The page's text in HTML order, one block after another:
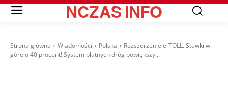
NCZASINFO
Strona główna Wiadomości Polska
Rozszerzenie e-TOLL. Stawki w
górę o 40 procent! System płatnych dróg powiększy...